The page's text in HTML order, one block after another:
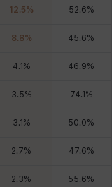
12.5% 52.6%
8.8% 45.6%
4.1 % 46.9%
3.5% 74.1 %
3.1 % 50.0%
2.7% 47.6%
2.3% 55.6%